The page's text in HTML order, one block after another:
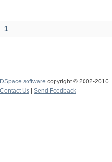
1
DSpace software copyright © 2002-2016
Contact Us
Send Feedback